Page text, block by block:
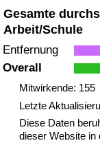
Gesamte
Arbeit/Schule
Entfernung
Overall
Mitwirkende: 155
Letzte
Diese Daten
dieser Website in